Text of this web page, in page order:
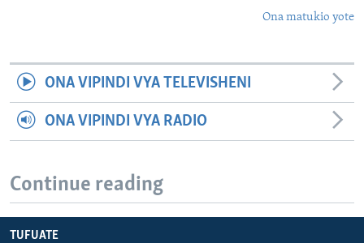
Ona matukio yote
ONA VIPINDI VYA TELEVISHENI
ONA VIPINDI VYA RADIO
Continue reading
TUFUATE